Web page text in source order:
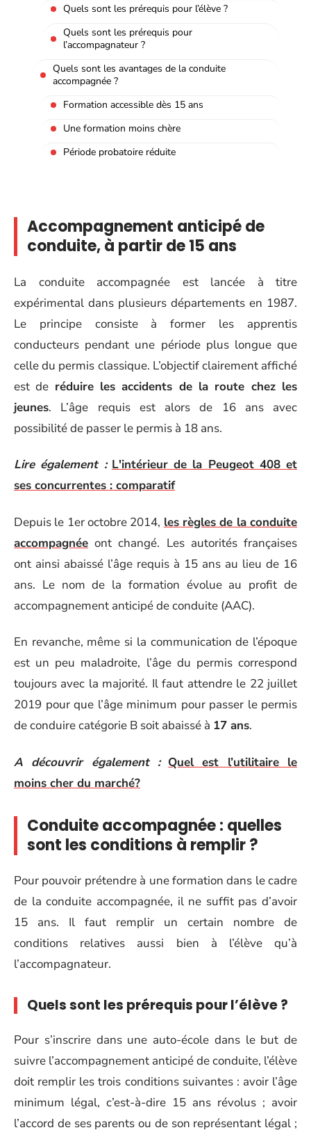
Quels sont les prérequis pour l’élève ?
Quels sont les prérequis pour
l’accompagnateur ?
Quels sont les avantages de la conduite
accompagnée ?
Formation accessible dès 15 ans
Une formation moins chère
Période probatoire réduite
Accompagnement anticipé de
conduite, à partir de 15 ans
La conduite accompagnée est lancée à titre
expérimental dans plusieurs départements en 1987.
Le principe consiste à former les apprentis
conducteurs pendant une période plus longue que
celle du permis classique. L’objectif clairement affiché
est de réduire les accidents de la route chez les
jeunes. L’âge requis est alors de 16 ans avec
possibilité de passer le permis à 18 ans.
Lire également : L'intérieur de la Peugeot 408 et
ses concurrentes : comparatif
Depuis le 1er octobre 2014, les règles de la conduite
accompagnée ont changé. Les autorités françaises
ont ainsi abaissé l’âge requis à 15 ans au lieu de 16
ans. Le nom de la formation évolue au profit de
accompagnement anticipé de conduite (AAC).
En revanche, même si la communication de l’époque
est un peu maladroite, l’âge du permis correspond
toujours avec la majorité. Il faut attendre le 22 juillet
2019 pour que l’âge minimum pour passer le permis
de conduire catégorie B soit abaissé à 17 ans.
A découvrir également : Quel est l’utilitaire le
moins cher du marché?
Conduite accompagnée : quelles
sont les conditions à remplir ?
Pour pouvoir prétendre à une formation dans le cadre
de la conduite accompagnée, il ne suffit pas d’avoir
15 ans. Il faut remplir un certain nombre de
conditions relatives aussi bien à l’élève qu’à
l’accompagnateur.
Quels sont les prérequis pour l’élève ?
Pour s’inscrire dans une auto-école dans le but de
suivre l’accompagnement anticipé de conduite, l’élève
doit remplir les trois conditions suivantes : avoir l’âge
minimum légal, c’est-à-dire 15 ans révolus ; avoir
l’accord de ses parents ou de son représentant légal ;